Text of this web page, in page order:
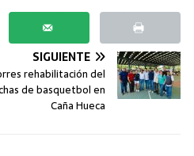
SIGUIENTE
rehabilitación del
de basquetbol en
Caña Hueca